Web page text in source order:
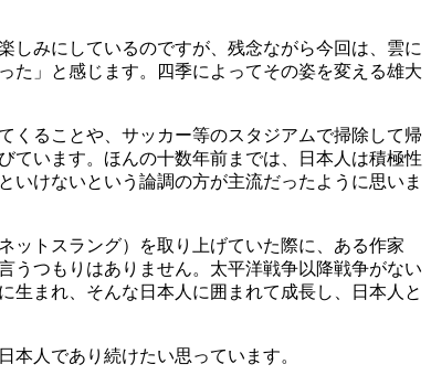
しみにしているのですが、残念ながら今回は、雲に
た」と感じます。四季によってその姿を変える雄大
くることや、サッカー等のスタジアムで掃除して帰
ています。ほんの十数年前までは、日本人は積極性
けないという論調の方が主流だったように思いま
ットスラング）を取り上げていた際に、ある作家
うつもりはありません。太平洋戦争以降戦争がない
生まれ、そんな日本人に囲まれて成長し、日本人と
人であり続けたい思っています。